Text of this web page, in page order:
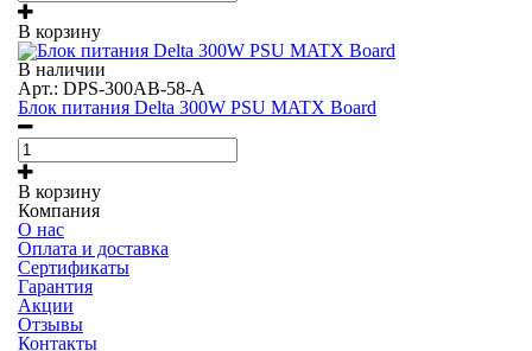
В корзину
В наличии
Арт.: DPS-300AB-58-A
Блок питания Delta 300W PSU MATX Board
В корзину
Компания
О нас
Оплата и доставка
Сертификаты
Гарантия
Акции
Отзывы
Контакты